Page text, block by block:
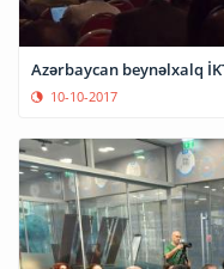
Azərbaycan beynəlxalq
10-10-2017